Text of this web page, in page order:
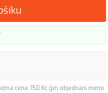
cena: 150 Kč (při objednání mimo